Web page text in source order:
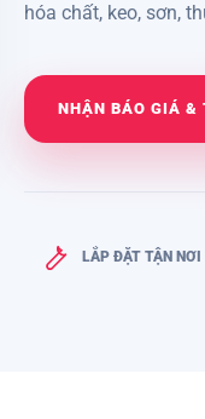
hóa chất, keo, sơn,
NHẬN BÁO GIÁ &
LẮP ĐẶT TẬN NƠI